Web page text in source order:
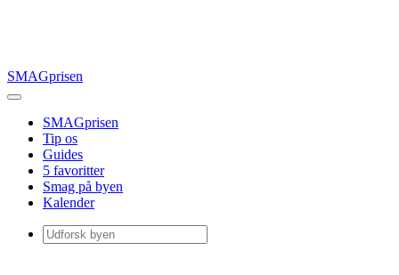
SMAGprisen
SMAGprisen
Tip os
Guides
5 favoritter
Smag på byen
Kalender